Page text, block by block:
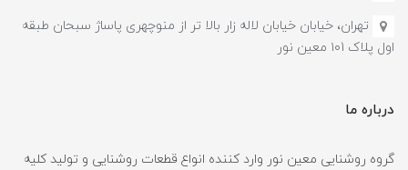
تهران، خیابان خیابان لاله زار بالا تر از منوچهری پاساژ سبحان طبقه
اول پلاک ۱۰1 معین نور
درباره ما
گروه روشنایی معین نور وارد کننده انواع قطعات روشنایی و تولید کلیه